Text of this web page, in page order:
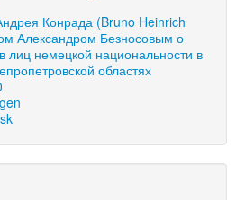
Конрада (Bruno Heinrich
Александром Безносовым о
лиц немецкой национальности в
областях